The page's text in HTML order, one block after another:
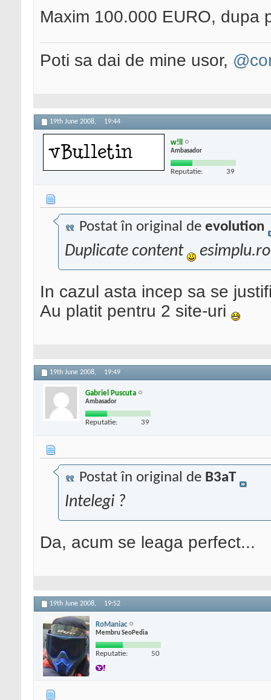
Maxim 100.000 EURO, dupa
Poti sa dai de mine usor,
19th June 2008, 19:44
w!ll
Ambasador
Reputatie: 39
Postat în original de evolution
Duplicate content esimplu.ro
In cazul asta incep sa se
Au platit pentru 2 site-uri
19th June 2008, 19:49
Gabriel Puscuta
Ambasador
Reputatie: 39
Postat în original de B3aT
Intelegi ?
Da, acum se leaga perfect...
19th June 2008, 19:52
RoManiac
Membru SeoPedia
Reputatie: 50